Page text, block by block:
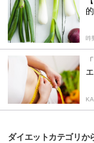
吽
ダイエットカテゴリか